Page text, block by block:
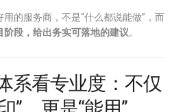
的服务商，不是“什么都说能做”，而
阶段，给出务实可落地的建议。
系看专业度：不仅